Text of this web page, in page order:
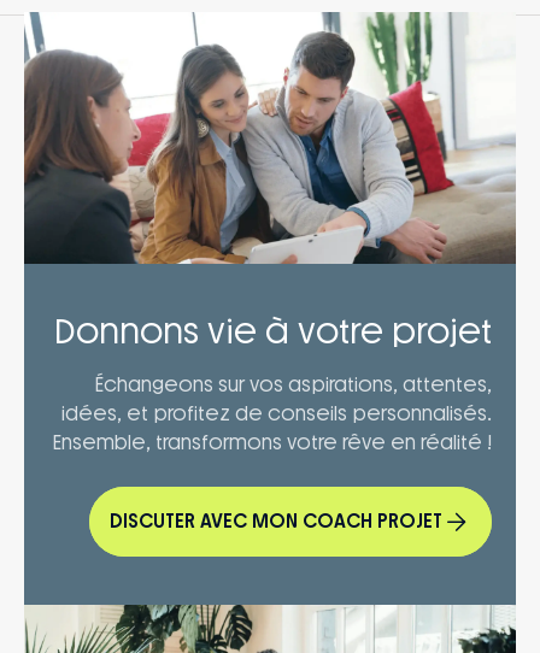
Donnons vie à votre projet
Échangeons sur vos aspirations, attentes,
idées, et profitez de conseils personnalisés.
Ensemble, transformons votre rêve en réalité !
DISCUTER AVEC MON COACH PROJET